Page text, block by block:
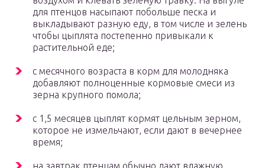
для птенцов насыпают побольше песка и
выкладывают разную еду, в том числе и зелень
чтобы цыплята постепенно привыкали к
растительной еде;
с месячного возраста в корм для молодняка
добавляют полноценные кормовые смеси из
зерна крупного помола;
с 1,5 месяцев цыплят кормят цельным зерном,
которое не измельчают, если дают в вечернее
время;
на завтрак птенцам обычно дают влажную